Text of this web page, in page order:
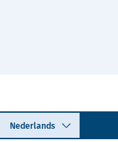
046 - 437 77 49
language